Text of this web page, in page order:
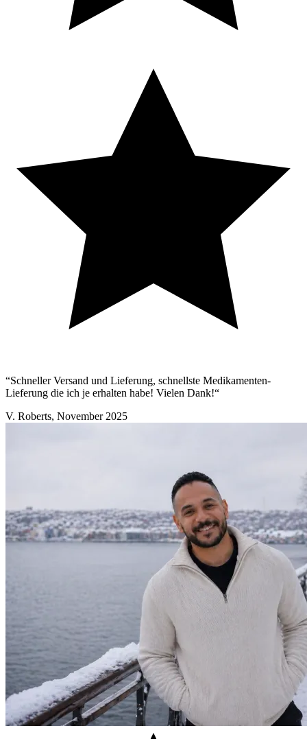
“Schneller Versand und Lieferung, schnellste Medikamenten-
Lieferung die ich je erhalten habe! Vielen Dank!“
V. Roberts, November 2025